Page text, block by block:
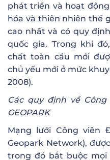
phát triển và hoạt
hóa và thiên nhiên thế
cao nhất và có quy
quốc gia. Trong khi
chất toàn cầu mới
chủ yếu mới ở mức
2008).
Các quy định về
GEOPARK
Mạng lưới Công viên
Geopark Network),
trong đó bắt buộc